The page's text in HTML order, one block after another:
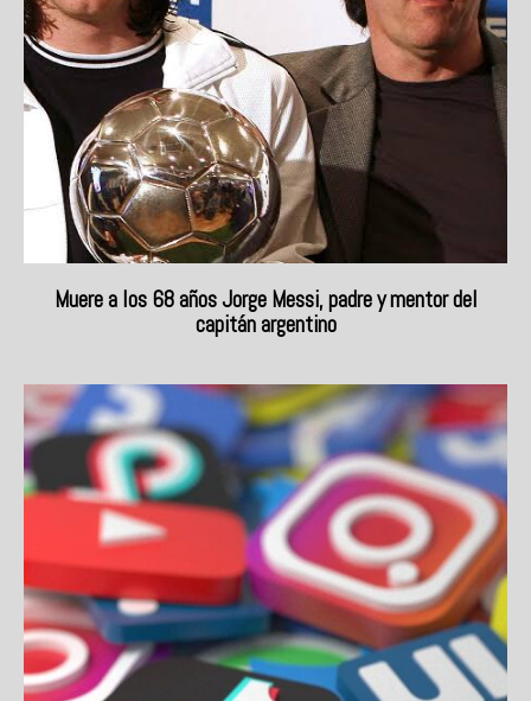
Muere a los 68 años Jorge Messi, padre y mentor del
capitán argentino